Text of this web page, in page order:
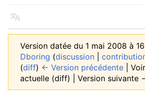
Langue
Version datée du 1 mai 2008 à
Dboring (discussion
(diff) ← Version précédente |
actuelle (diff) | Version suivante